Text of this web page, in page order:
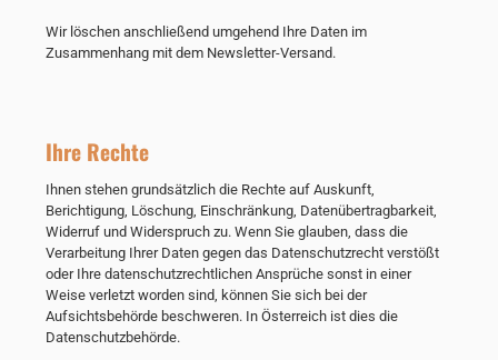
Wir löschen anschließend umgehend Ihre Daten im
Zusammenhang mit dem Newsletter-Versand.
Ihre Rechte
Ihnen stehen grundsätzlich die Rechte auf Auskunft,
Berichtigung, Löschung, Einschränkung, Datenübertragbarkeit,
Widerruf und Widerspruch zu. Wenn Sie glauben, dass die
Verarbeitung Ihrer Daten gegen das Datenschutzrecht verstößt
oder Ihre datenschutzrechtlichen Ansprüche sonst in einer
Weise verletzt worden sind, können Sie sich bei der
Aufsichtsbehörde beschweren. In Österreich ist dies die
Datenschutzbehörde.